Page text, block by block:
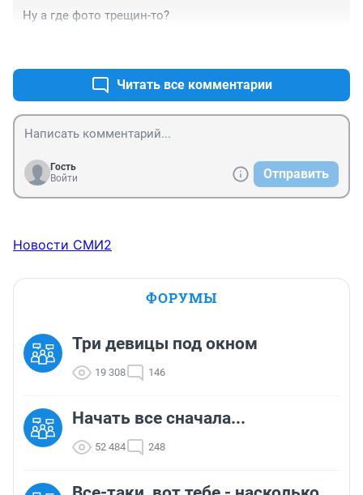
Ну а где фото трещин-то?
Читать все комментарии
Гость
Войти
Отправить
Новости СМИ2
ФОРУМЫ
Три девицы под окном
19 308 146
Начать все сначала...
52 484 248